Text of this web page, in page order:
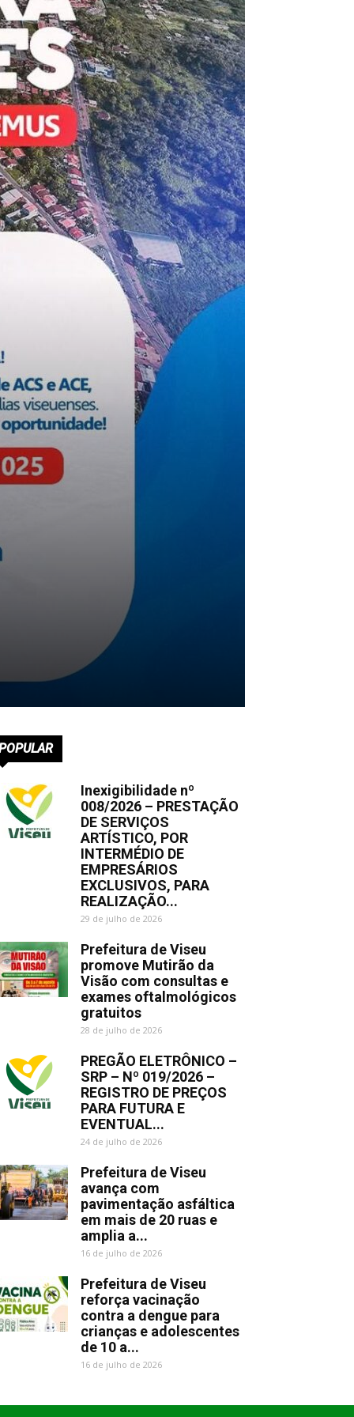
Inexigibilidade nº
008/2026 – PRESTAÇÃO
DE SERVIÇOS
ARTÍSTICO, POR
INTERMÉDIO DE
EMPRESÁRIOS
EXCLUSIVOS, PARA
REALIZAÇÃO...
29 de julho de 2026
Prefeitura de Viseu
promove Mutirão da
Visão com consultas e
exames oftalmológicos
gratuitos
28 de julho de 2026
PREGÃO ELETRÔNICO –
SRP – Nº 019/2026 –
REGISTRO DE PREÇOS
PARA FUTURA E
EVENTUAL...
24 de julho de 2026
Prefeitura de Viseu
avança com
pavimentação asfáltica
em mais de 20 ruas e
amplia a...
16 de julho de 2026
Prefeitura de Viseu
reforça vacinação
contra a dengue para
crianças e adolescentes
de 10 a...
16 de julho de 2026